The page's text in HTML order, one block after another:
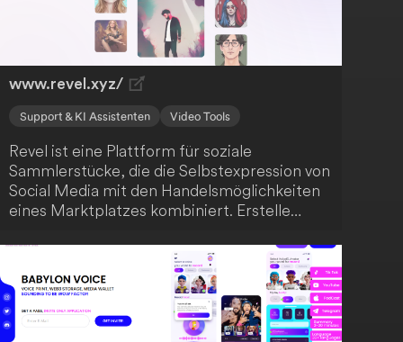
Schreibvorlagen für verschiedene
Inhaltsarten, sowie einen
Dokumentenbereich, um deine Inhalte zu
organisieren.
www.revel.xyz/
Support & KI Assistenten Video Tools
Revel ist eine Plattform für soziale
Sammlerstücke, die die Selbstexpression von
Social Media mit den Handelsmöglichkeiten
eines Marktplatzes kombiniert. Erstelle
wie Fotos, Videos und Text-to-AI-
Kunstwerken. In Zukunft plant Revel, die
Erstellung anderer Medienformate als Assets
zu ermöglichen.